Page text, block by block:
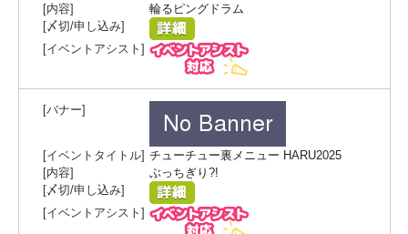
輪るピングドラム
チューチュー裏メニュー HARU2025
ぶっちぎり?!